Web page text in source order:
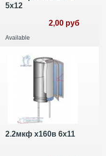
5х12
2,00 руб
Available
2.2мкф х160в 6х11